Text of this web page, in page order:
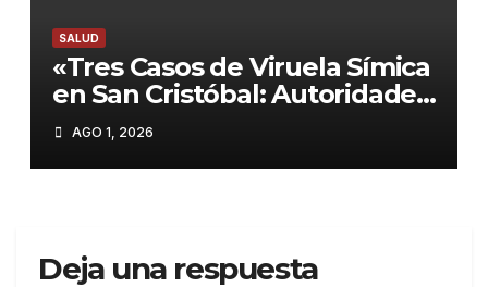
SALUD
«Tres Casos de Viruela Símica
en San Cristóbal: Autoridades
Aseguran que la Situación
Está Bajo Control»
AGO 1, 2026
Deja una respuesta